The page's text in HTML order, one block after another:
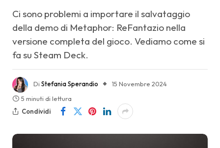
Ci sono problemi a importare il salvataggio
della demo di Metaphor: ReFantazio nella
versione completa del gioco. Vediamo come si
fa su Steam Deck.
Di Stefania Sperandio
15 Novembre 2024
5 minuti di lettura
Condividi